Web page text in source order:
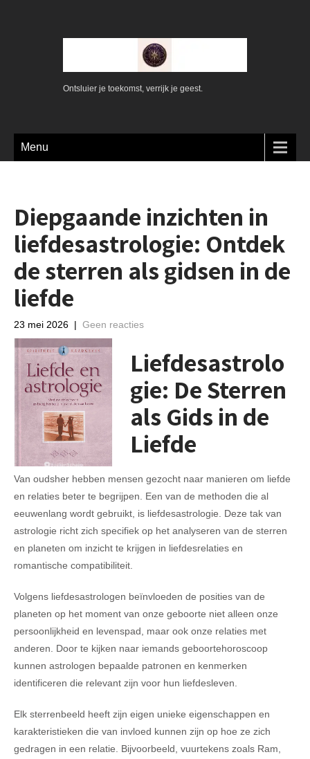
Ontsluier je toekomst, verrijk je geest.
Menu
Diepgaande inzichten in
liefdesastrologie: Ontdek
de sterren als gidsen in de
liefde
23 mei 2026 | Geen reacties
Liefdesastrolo
gie: De Sterren
als Gids in de
Liefde
Van oudsher hebben mensen gezocht naar manieren om liefde
en relaties beter te begrijpen. Een van de methoden die al
eeuwenlang wordt gebruikt, is liefdesastrologie. Deze tak van
astrologie richt zich specifiek op het analyseren van de sterren
en planeten om inzicht te krijgen in liefdesrelaties en
romantische compatibiliteit.
Volgens liefdesastrologen beïnvloeden de posities van de
planeten op het moment van onze geboorte niet alleen onze
persoonlijkheid en levenspad, maar ook onze relaties met
anderen. Door te kijken naar iemands geboortehoroscoop
kunnen astrologen bepaalde patronen en kenmerken
identificeren die relevant zijn voor hun liefdesleven.
Elk sterrenbeeld heeft zijn eigen unieke eigenschappen en
karakteristieken die van invloed kunnen zijn op hoe ze zich
gedragen in een relatie. Bijvoorbeeld, vuurtekens zoals Ram,